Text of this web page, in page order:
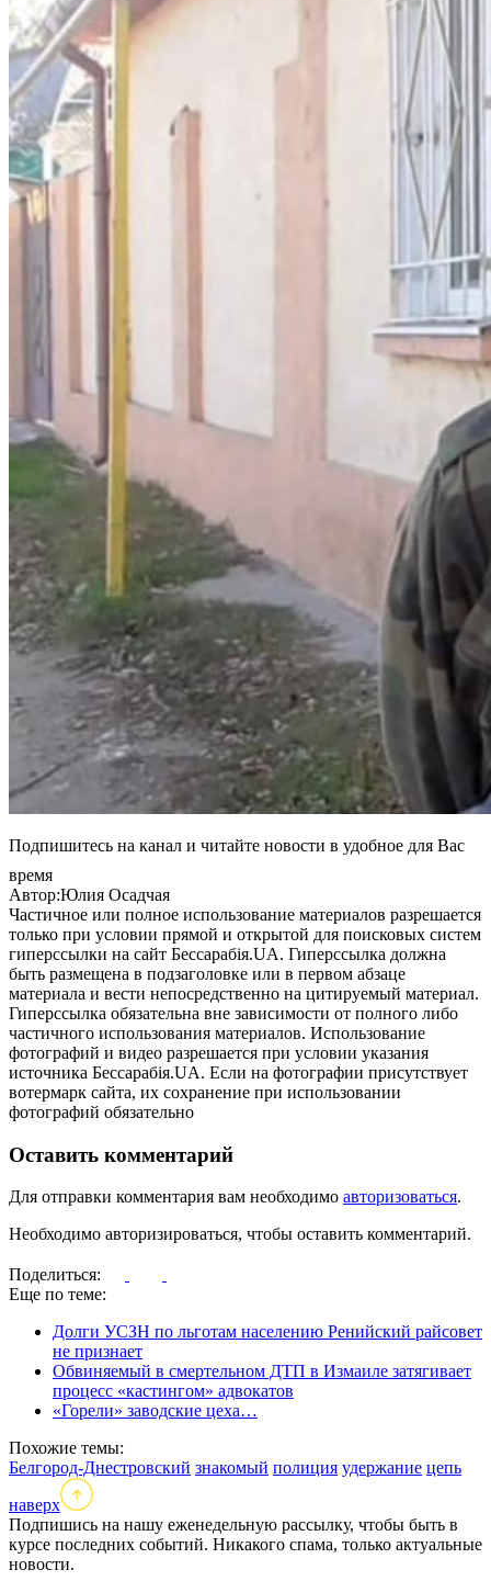
Подпишитесь на канал и читайте новости в удобное для Вас
время
Автор:Юлия Осадчая
Частичное или полное использование материалов разрешается
только при условии прямой и открытой для поисковых систем
гиперссылки на сайт Бессарабія.UA. Гиперссылка должна
быть размещена в подзаголовке или в первом абзаце
материала и вести непосредственно на цитируемый материал.
Гиперссылка обязательна вне зависимости от полного либо
частичного использования материалов. Использование
фотографий и видео разрешается при условии указания
источника Бессарабія.UA. Если на фотографии присутствует
вотермарк сайта, их сохранение при использовании
фотографий обязательно
Оставить комментарий
Для отправки комментария вам необходимо авторизоваться.
Необходимо авторизироваться, чтобы оставить комментарий.
Поделиться:
Еще по теме:
Долги УСЗН по льготам населению Ренийский райсовет
не признает
Обвиняемый в смертельном ДТП в Измаиле затягивает
процесс «кастингом» адвокатов
«Горели» заводские цеха…
Похожие темы:
Белгород-Днестровский знакомый полиция удержание цепь
наверх
Подпишись на нашу еженедельную рассылку, чтобы быть в
курсе последних событий. Никакого спама, только актуальные
новости.